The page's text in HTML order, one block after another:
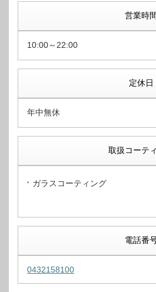
営業時間
10:00～22:00
定休日
年中無休
取扱コーテ
ガラスコーティング
電話番
0432158100